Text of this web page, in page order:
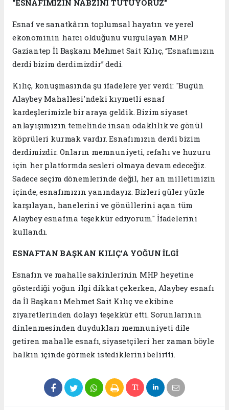
"ESNAFIMIZIN NABZINI TUTUYORUZ"
Esnaf ve sanatkârın toplumsal hayatın ve yerel
ekonominin harcı olduğunu vurgulayan MHP
Gaziantep İl Başkanı Mehmet Sait Kılıç, “Esnafımızın
derdi bizim derdimizdir” dedi.
Kılıç, konuşmasında şu ifadelere yer verdi: "Bugün
Alaybey Mahallesi'ndeki kıymetli esnaf
kardeşlerimizle bir araya geldik. Bizim siyaset
anlayışımızın temelinde insan odaklılık ve gönül
köprüleri kurmak vardır. Esnafımızın derdi bizim
derdimizdir. Onların memnuniyeti, refahı ve huzuru
için her platformda sesleri olmaya devam edeceğiz.
Sadece seçim dönemlerinde değil, her an milletimizin
içinde, esnafımızın yanındayız. Bizleri güler yüzle
karşılayan, hanelerini ve gönüllerini açan tüm
Alaybey esnafına teşekkür ediyorum." İfadelerini
kullandı.
ESNAFTAN BAŞKAN KILIÇ’A YOĞUN İLGİ
Esnafın ve mahalle sakinlerinin MHP heyetine
gösterdiği yoğun ilgi dikkat çekerken, Alaybey esnafı
da İl Başkanı Mehmet Sait Kılıç ve ekibine
ziyaretlerinden dolayı teşekkür etti. Sorunlarının
dinlenmesinden duydukları memnuniyeti dile
getiren mahalle esnafı, siyasetçileri her zaman böyle
halkın içinde görmek istediklerini belirtti.